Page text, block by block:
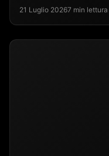
21 Luglio 20267 min lettura